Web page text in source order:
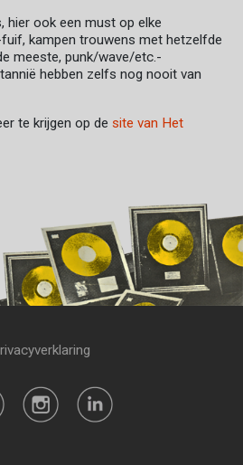
hier ook een must op elke
kampen trouwens met hetzelfde
meeste, punk/wave/etc.-
hebben zelfs nog nooit van
te krijgen op de site van Het